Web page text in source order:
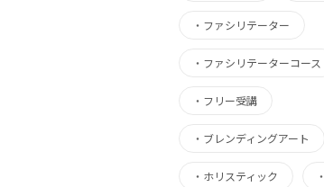
・ ファシリテーター
・ ファシリテーターコース
・ フリー受講
・ ブレンディングアート
・ ホリスティック ・